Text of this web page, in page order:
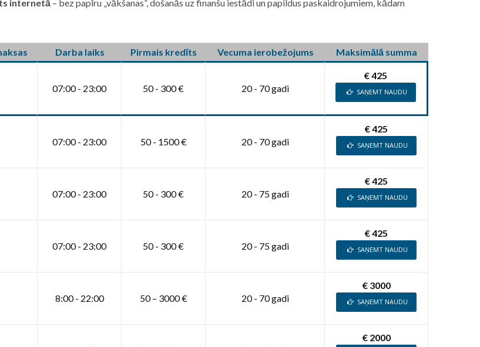
internetā – bez papīru „vākšanas”, došanās uz finanšu iestādi un papildus paskaidrojumiem, kādam
Darba laiks Pirmais kredīts Vecuma ierobežojums Maksimālā summa
07:00 - 23:00 50 - 300 € 20 - 70 gadi
€ 425
SAŅEMT NAUDU
07:00 - 23:00 50 - 1500 € 20 - 70 gadi
€ 425
SAŅEMT NAUDU
07:00 - 23:00 50 - 300 € 20 - 75 gadi
€ 425
SAŅEMT NAUDU
07:00 - 23:00 50 - 300 € 20 - 75 gadi
€ 425
SAŅEMT NAUDU
8:00 - 22:00 50 – 3000 € 20 - 70 gadi
€ 3000
SAŅEMT NAUDU
€ 2000